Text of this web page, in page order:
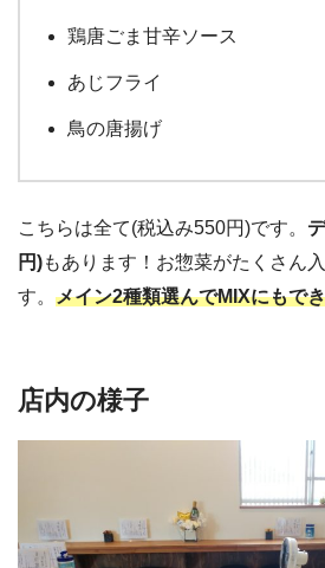
鶏唐ごま甘辛ソース
あじフライ
鳥の唐揚げ
こちらは全て(税込み550円)です。
円)もあります！お惣菜がたくさん
す。 メイン2種類選んでMIXにもで
店内の様子